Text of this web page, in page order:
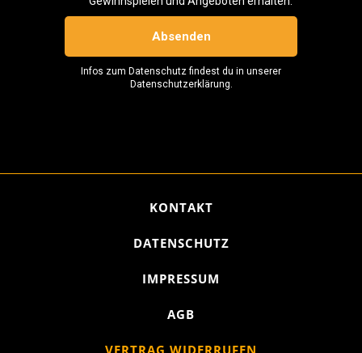
KONTAKT
DATENSCHUTZ
IMPRESSUM
AGB
VERTRAG WIDERRUFEN